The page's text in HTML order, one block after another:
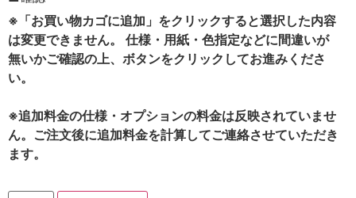
※「お買い物カゴに追加」をクリックすると選択した内容
は変更できません。 仕様・用紙・色指定などに間違いが
無いかご確認の上、ボタンをクリックしてお進みくださ
い。
※追加料金の仕様・オプションの料金は反映されていませ
ん。ご注文後に追加料金を計算してご連絡させていただき
ます。